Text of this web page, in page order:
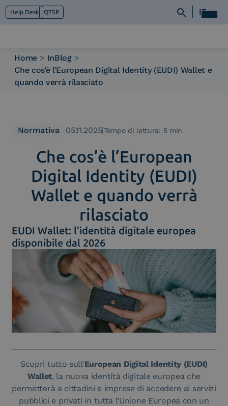
Help Desk QTSP IT
Chi siamo
Cosa facciamo
News e Media
Home > InBlog >
Che cos’è l’European Digital Identity (EUDI) Wallet e
quando verrà rilasciato
Normativa 05.11.2025|Tempo di lettura: 5 min
Che cos’è l’European
Digital Identity (EUDI)
Wallet e quando verrà
rilasciato
EUDI Wallet: l’identità digitale europea
disponibile dal 2026
Scopri tutto sull’European Digital Identity (EUDI)
Wallet, la nuova identità digitale europea che
permetterà a cittadini e imprese di accedere ai servizi
pubblici e privati in tutta l’Unione Europea con un